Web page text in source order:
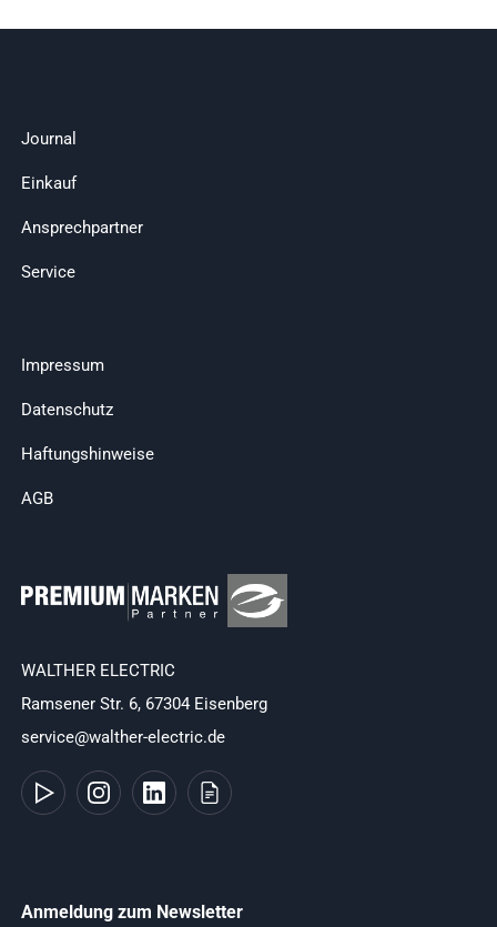
Journal
Einkauf
Ansprechpartner
Service
Impressum
Datenschutz
Haftungshinweise
AGB
WALTHER ELECTRIC
Ramsener Str. 6, 67304 Eisenberg
service@walther-electric.de
Anmeldung zum Newsletter